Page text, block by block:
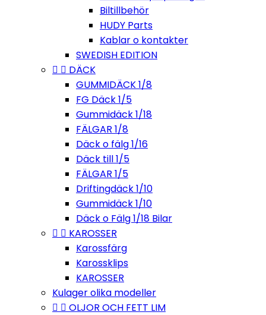
Biltillbehör
HUDY Parts
Kablar o kontakter
SWEDISH EDITION
  DÄCK
GUMMIDÄCK 1/8
FG Däck 1/5
Gummidäck 1/18
FÄLGAR 1/8
Däck o fälg 1/16
Däck till 1/5
FÄLGAR 1/5
Driftingdäck 1/10
Gummidäck 1/10
Däck o Fälg 1/18 Bilar
  KAROSSER
Karossfärg
Karossklips
KAROSSER
Kulager olika modeller
  OLJOR OCH FETT LIM